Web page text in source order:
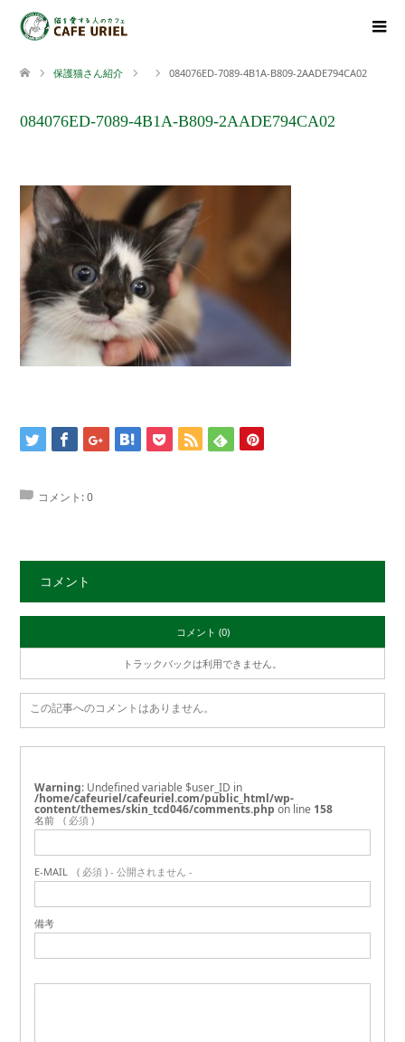
保護猫さん紹介 084076ED-7089-4B1A-B809-2AADE794CA02
084076ED-7089-4B1A-B809-2AADE794CA02
コメント:0
コメント
コメント (0)
トラックバックは利用できません。
この記事へのコメントはありません。
Warning : Undefined variable $user_ID in
/home/cafeuriel/cafeuriel.com/public_html/wp-
content/themes/skin_tcd046/comments.php on line 158
名前 ( 必須 )
E-MAIL ( 必須 ) - 公開されません -
備考